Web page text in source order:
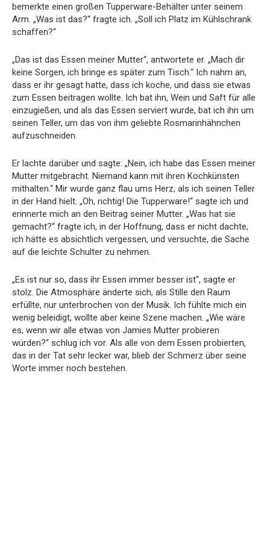
bemerkte einen großen Tupperware-Behälter unter seinem
Arm. „Was ist das?“ fragte ich. „Soll ich Platz im Kühlschrank
schaffen?“
„Das ist das Essen meiner Mutter“, antwortete er. „Mach dir
keine Sorgen, ich bringe es später zum Tisch.“ Ich nahm an,
dass er ihr gesagt hatte, dass ich koche, und dass sie etwas
zum Essen beitragen wollte. Ich bat ihn, Wein und Saft für alle
einzugießen, und als das Essen serviert wurde, bat ich ihn um
seinen Teller, um das von ihm geliebte Rosmarinhähnchen
aufzuschneiden.
Er lachte darüber und sagte: „Nein, ich habe das Essen meiner
Mutter mitgebracht. Niemand kann mit ihren Kochkünsten
mithalten.“ Mir wurde ganz flau ums Herz, als ich seinen Teller
in der Hand hielt. „Oh, richtig! Die Tupperware!“ sagte ich und
erinnerte mich an den Beitrag seiner Mutter. „Was hat sie
gemacht?“ fragte ich, in der Hoffnung, dass er nicht dachte,
ich hätte es absichtlich vergessen, und versuchte, die Sache
auf die leichte Schulter zu nehmen.
„Es ist nur so, dass ihr Essen immer besser ist“, sagte er
stolz. Die Atmosphäre änderte sich, als Stille den Raum
erfüllte, nur unterbrochen von der Musik. Ich fühlte mich ein
wenig beleidigt, wollte aber keine Szene machen. „Wie wäre
es, wenn wir alle etwas von Jamies Mutter probieren
würden?“ schlug ich vor. Als alle von dem Essen probierten,
das in der Tat sehr lecker war, blieb der Schmerz über seine
Worte immer noch bestehen.